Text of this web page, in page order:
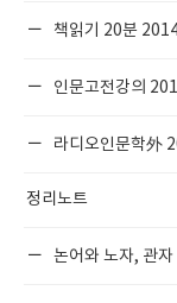
책읽기 20분
인문고전강의
라디오인문학外
정리노트
논어와 노자, 관자